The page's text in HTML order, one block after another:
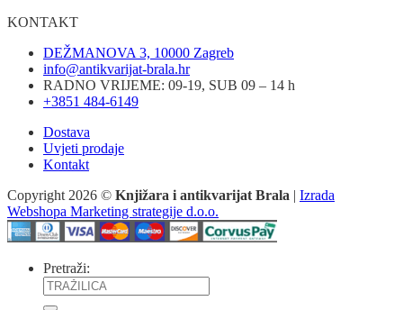
KONTAKT
DEŽMANOVA 3, 10000 Zagreb
info@antikvarijat-brala.hr
RADNO VRIJEME: 09-19, SUB 09 – 14 h
+3851 484-6149
Dostava
Uvjeti prodaje
Kontakt
Copyright 2026 © Knjižara i antikvarijat Brala | Izrada
Webshopa Marketing strategije d.o.o.
Pretraži: